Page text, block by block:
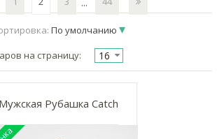
По умолчанию
на страницу: 16
Мужская Рубашка Catch